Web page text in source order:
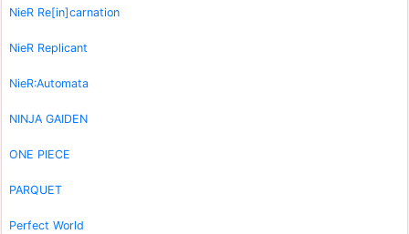
NieR Re[in]carnation
NieR Replicant
NieR:Automata
NINJA GAIDEN
ONE PIECE
PARQUET
Perfect World